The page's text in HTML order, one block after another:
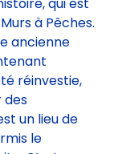
qui est
à Pêches.
ancienne
réinvestie,
des
un lieu de